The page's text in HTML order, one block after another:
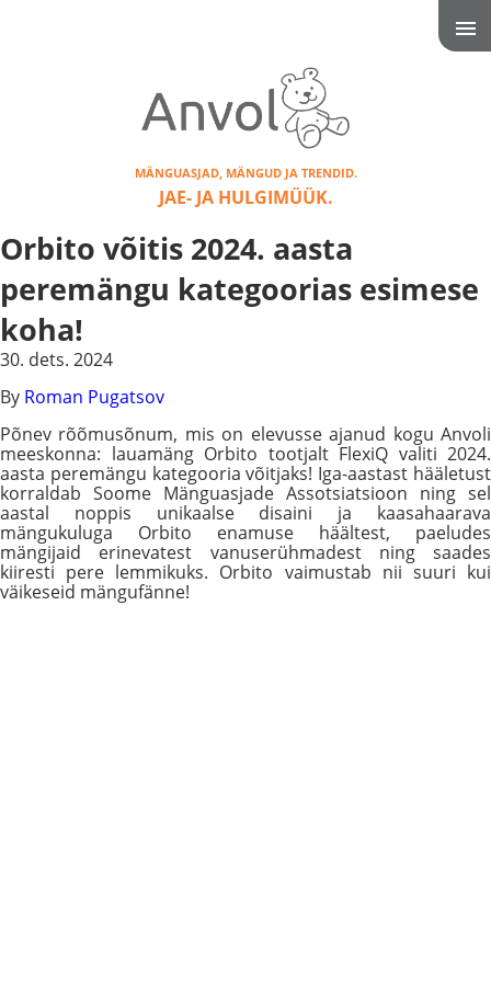
MÄNGUASJAD, MÄNGUD JA TRENDID.
JAE- JA HULGIMÜÜK.
Orbito võitis 2024. aasta
peremängu kategoorias esimese
koha!
30. dets. 2024
By Roman Pugatsov
Põnev rõõmusõnum, mis on elevusse ajanud kogu Anvoli
meeskonna: lauamäng Orbito tootjalt FlexiQ valiti 2024.
aasta peremängu kategooria võitjaks! Iga-aastast hääletust
korraldab Soome Mänguasjade Assotsiatsioon ning sel
aastal noppis unikaalse disaini ja kaasahaarava
mängukuluga Orbito enamuse häältest, paeludes
mängijaid erinevatest vanuserühmadest ning saades
kiiresti pere lemmikuks. Orbito vaimustab nii suuri kui
väikeseid mängufänne!